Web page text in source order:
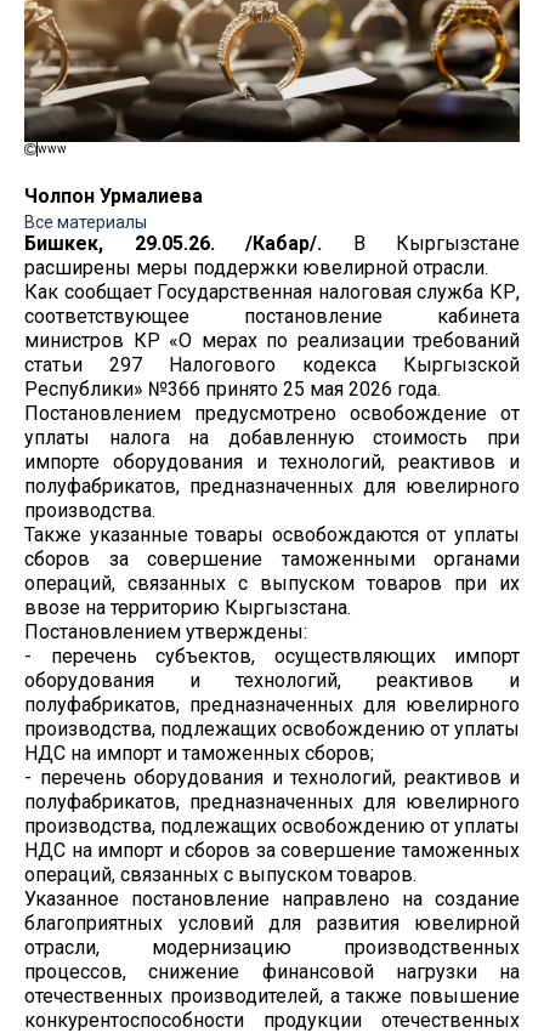
www
Чолпон Урмалиева
Все материалы
Бишкек, 29.05.26. /Кабар/.
В Кыргызстане
расширены меры поддержки ювелирной отрасли.
Как сообщает Государственная налоговая служба КР,
соответствующее постановление кабинета
министров КР «О мерах по реализации требований
статьи 297 Налогового кодекса Кыргызской
Республики» №366 принято 25 мая 2026 года.
Постановлением предусмотрено освобождение от
уплаты налога на добавленную стоимость при
импорте оборудования и технологий, реактивов и
полуфабрикатов, предназначенных для ювелирного
производства.
Также указанные товары освобождаются от уплаты
сборов за совершение таможенными органами
операций, связанных с выпуском товаров при их
ввозе на территорию Кыргызстана.
Постановлением утверждены:
- перечень субъектов, осуществляющих импорт
оборудования и технологий, реактивов и
полуфабрикатов, предназначенных для ювелирного
производства, подлежащих освобождению от уплаты
НДС на импорт и таможенных сборов;
- перечень оборудования и технологий, реактивов и
полуфабрикатов, предназначенных для ювелирного
производства, подлежащих освобождению от уплаты
НДС на импорт и сборов за совершение таможенных
операций, связанных с выпуском товаров.
Указанное постановление направлено на создание
благоприятных условий для развития ювелирной
отрасли, модернизацию производственных
процессов, снижение финансовой нагрузки на
отечественных производителей, а также повышение
конкурентоспособности продукции отечественных